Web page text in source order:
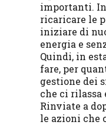
importanti.
ricaricare le
iniziare di
energia e
Quindi, in
fare, per
gestione dei
che ci rilassa
Rinviate a
le azioni che